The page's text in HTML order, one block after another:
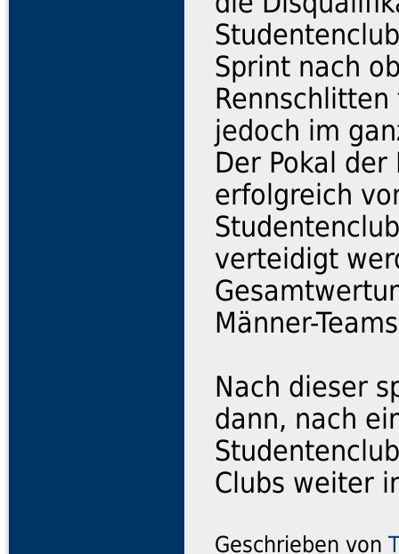
Sprint nach
jedoch im
Der Pokal
erfolgreich
verteidigt
Männer-
Nach dieser
dann, nach
Clubs weiter
Geschrieben von